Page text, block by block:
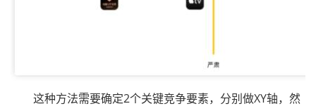
这种方法需要确定2个关键竞争要素，分别做XY轴，然